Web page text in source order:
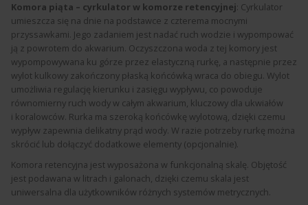
Komora piąta – cyrkulator w komorze retencyjnej: Cyrkulator
umieszcza się na dnie na podstawce z czterema mocnymi
przyssawkami. Jego zadaniem jest nadać ruch wodzie i wypompować
ją z powrotem do akwarium. Oczyszczona woda z tej komory jest
wypompowywana ku górze przez elastyczną rurkę, a następnie przez
wylot kulkowy zakończony płaską końcówką wraca do obiegu. Wylot
umożliwia regulację kierunku i zasięgu wypływu, co powoduje
równomierny ruch wody w całym akwarium, kluczowy dla ukwiałów
i koralowców. Rurka ma szeroką końcówkę wylotową, dzięki czemu
wypływ zapewnia delikatny prąd wody. W razie potrzeby rurkę można
skrócić lub dołączyć dodatkowe elementy (opcjonalnie).
Komora retencyjna jest wyposażona w funkcjonalną skalę. Objętość
jest podawana w litrach i galonach, dzięki czemu skala jest
uniwersalna dla użytkowników różnych systemów metrycznych.